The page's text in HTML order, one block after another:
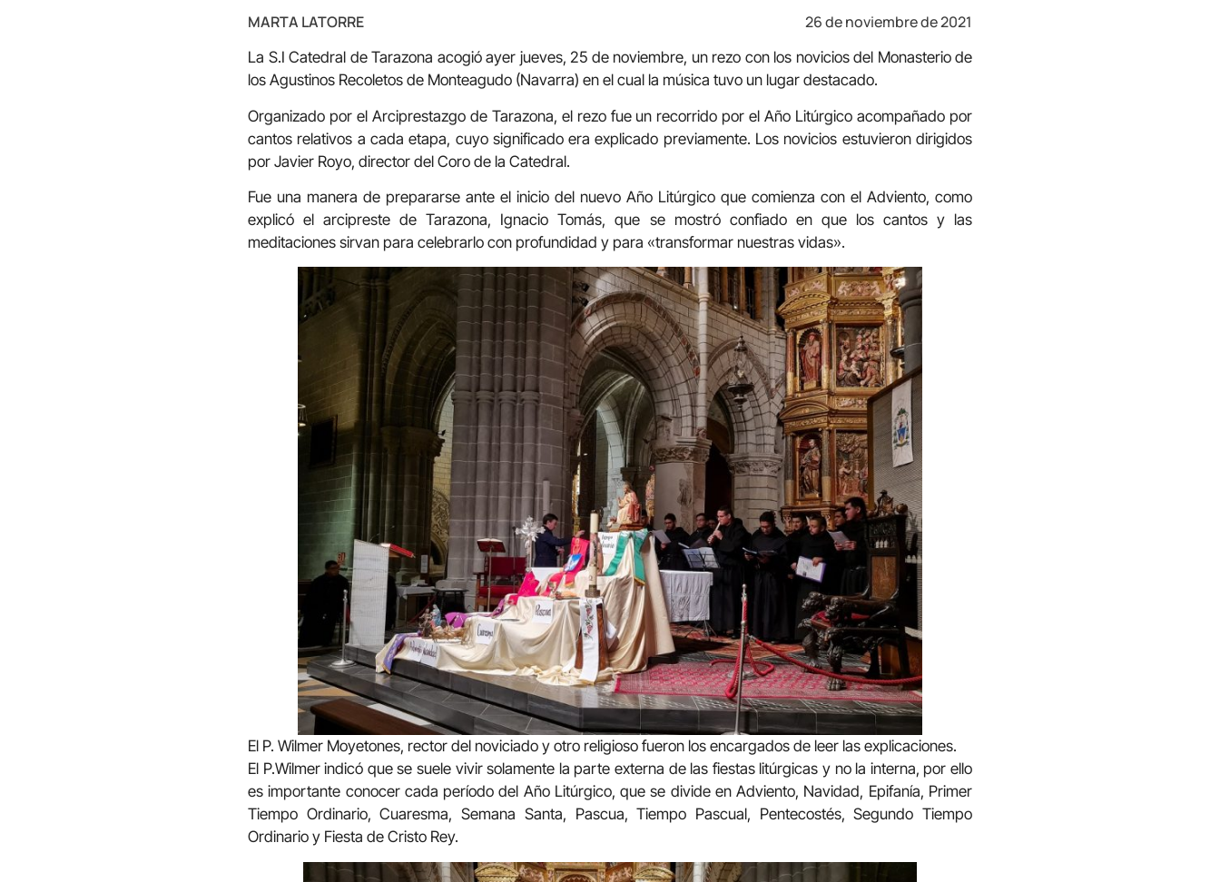
MARTA LATORRE 26 de noviembre de 2021
La S.I Catedral de Tarazona acogió ayer jueves, 25 de noviembre, un rezo con los novicios del Monasterio de
los Agustinos Recoletos de Monteagudo (Navarra) en el cual la música tuvo un lugar destacado.
Organizado por el Arciprestazgo de Tarazona, el rezo fue un recorrido por el Año Litúrgico acompañado por
cantos relativos a cada etapa, cuyo significado era explicado previamente. Los novicios estuvieron dirigidos
por Javier Royo, director del Coro de la Catedral.
Fue una manera de prepararse ante el inicio del nuevo Año Litúrgico que comienza con el Adviento, como
explicó el arcipreste de Tarazona, Ignacio Tomás, que se mostró confiado en que los cantos y las
meditaciones sirvan para celebrarlo con profundidad y para «transformar nuestras vidas».
El P. Wilmer Moyetones, rector del noviciado y otro religioso fueron los encargados de leer las explicaciones.
El P.Wilmer indicó que se suele vivir solamente la parte externa de las fiestas litúrgicas y no la interna, por ello
es importante conocer cada período del Año Litúrgico, que se divide en Adviento, Navidad, Epifanía, Primer
Tiempo Ordinario, Cuaresma, Semana Santa, Pascua, Tiempo Pascual, Pentecostés, Segundo Tiempo
Ordinario y Fiesta de Cristo Rey.